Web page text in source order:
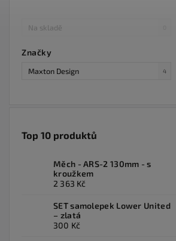
Na skladě
Značky
Maxton Design 4
Top 10 produktů
Měch - ARS-2 130mm - s
kroužkem
2 363 Kč
SET samolepek Lower United
– zlatá
300 Kč